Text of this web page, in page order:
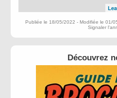
Publiée le 18/05/2022 - Modifiée le 01/
Signaler
Découvrez